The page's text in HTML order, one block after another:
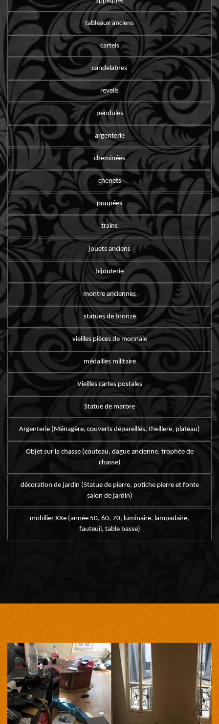
tableaux anciens
cartels
candelabres
reveils
pendules
argenterie
cheminées
chenets
poupées
trains
jouets anciens
bijouterie
montre anciennes
statues de bronze
vieilles pièces de monnaie
médailles militaire
Vieilles cartes postales
Statue de marbre
Argenterie (Ménagère, couverts dépareillés, theillere, plateau)
Objet sur la chasse (couteau, dague ancienne, trophée de
chasse)
décoration de jardin (Statue de pierre, potiche pierre et fonte
salon de jardin)
mobilier XXe (année 50, 60, 70, luminaire, lampadaire,
fauteuil, table basse)